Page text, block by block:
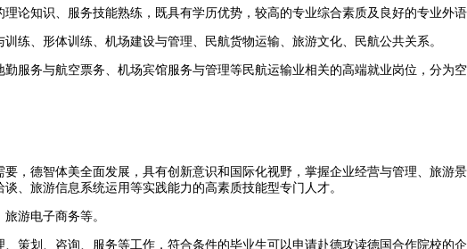
论知识、服务技能熟练，既具有学历优势，较高的专业综合素质及良好的专业外
练、形体训练、机场建设与管理、民航货物运输、旅游文化、民航公共关系。
服务与航空票务、机场宾馆服务与管理等民航运输业相关的高端就业岗位，分为
，德智体美全面发展，具有创新意识和国际化视野，掌握企业经营与管理、旅游
、旅游信息系统运用等实践能力的高素质技能型专门人才。
游电子商务等。
策划、咨询、服务等工作，符合条件的毕业生可以申请赴德攻读德国合作院校的企